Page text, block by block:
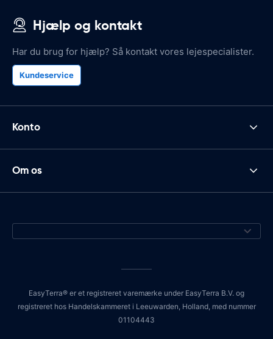
Hjælp og kontakt
Har du brug for hjælp? Så kontakt vores lejespecialister.
Kundeservice
Konto
Om os
EasyTerra® er et registreret varemærke under EasyTerra B.V. og
registreret hos Handelskammeret i Leeuwarden, Holland, med nummer
01104443